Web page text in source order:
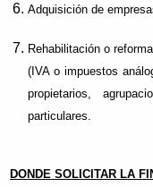
Adquisición de
Rehabilitación o
(IVA o impuestos
propietarios,
particulares.
DONDE SOLICITAR LA